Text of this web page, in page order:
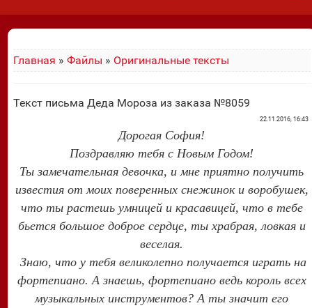
Главная »Файлы » Оригинальные тексты
Текст письма Деда Мороза из заказа №8059
22.11.2016, 16:43
Дорогая София!
Поздравляю тебя с Новым Годом!
Ты замечательная девочка, и мне приятно получить
известия от моих поверенных снежинок и воробушек,
что ты растешь умницей и красавицей, что в тебе
бьется большое доброе сердце, ты храбрая, ловкая и
веселая.
Знаю, что у тебя великолепно получается играть на
фортепиано. А знаешь, фортепиано ведь король всех
музыкальных инструментов? А ты значит его